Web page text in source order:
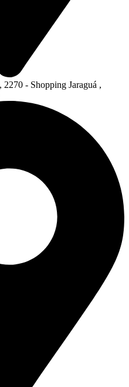
- Shopping Jaraguá ,